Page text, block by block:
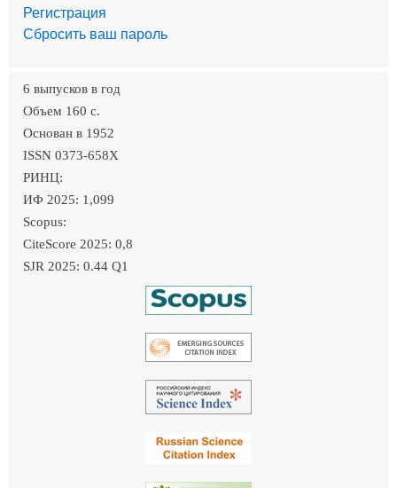
Регистрация
Сбросить ваш пароль
6 выпусков в год
Объем 160 c.
Основан в 1952
ISSN 0373-658X
РИНЦ:
ИФ 2025: 1,099
Scopus:
CiteScore 2025: 0,8
SJR 2025: 0.44 Q1